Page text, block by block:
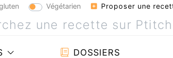
Végétarien Proposer une
DOSSIERS